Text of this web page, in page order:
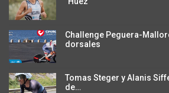
Challenge Peguera-
dorsales
Tomas Steger y Alanis
de…